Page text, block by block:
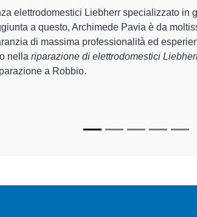
Pavia sono in grado di garantire al
e lariparazione del tuo
di Archimede Pavia sono in grado
funzionanti e durare a lungo nel